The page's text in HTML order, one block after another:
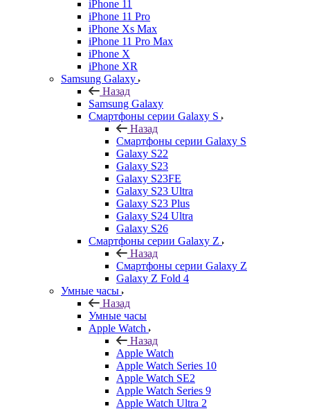
iPhone 11
iPhone 11 Pro
iPhone Xs Max
iPhone 11 Pro Max
iPhone X
iPhone XR
Samsung Galaxy
Назад
Samsung Galaxy
Смартфоны серии Galaxy S
Назад
Смартфоны серии Galaxy S
Galaxy S22
Galaxy S23
Galaxy S23FE
Galaxy S23 Ultra
Galaxy S23 Plus
Galaxy S24 Ultra
Galaxy S26
Смартфоны серии Galaxy Z
Назад
Смартфоны серии Galaxy Z
Galaxy Z Fold 4
Умные часы
Назад
Умные часы
Apple Watch
Назад
Apple Watch
Apple Watch Series 10
Apple Watch SE2
Apple Watch Series 9
Apple Watch Ultra 2